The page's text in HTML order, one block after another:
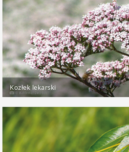
Kozłek lekarski